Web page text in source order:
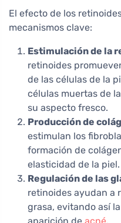
El efecto de los
mecanismos clave:
Estimulación de la
retinoides
de las células de la
células muertas de
su aspecto fresco.
Producción de
estimulan los
formación de
elasticidad de la piel.
Regulación de las
retinoides ayudan a
grasa, evitando así